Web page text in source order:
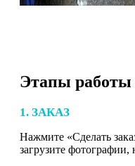
Этапы работы
1. ЗАКАЗ
Нажмите «Сделать
загрузите